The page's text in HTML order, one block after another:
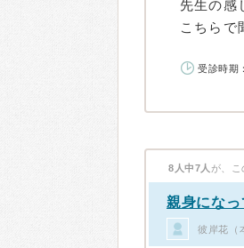
先生の感
こちらで
受診時期
8人中7人 が、こ
親身にな
彼岸花（